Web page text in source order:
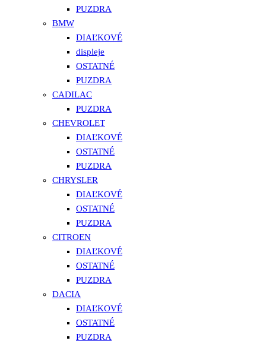
PUZDRA
BMW
DIAĽKOVÉ
displeje
OSTATNÉ
PUZDRA
CADILAC
PUZDRA
CHEVROLET
DIAĽKOVÉ
OSTATNÉ
PUZDRA
CHRYSLER
DIAĽKOVÉ
OSTATNÉ
PUZDRA
CITROEN
DIAĽKOVÉ
OSTATNÉ
PUZDRA
DACIA
DIAĽKOVÉ
OSTATNÉ
PUZDRA